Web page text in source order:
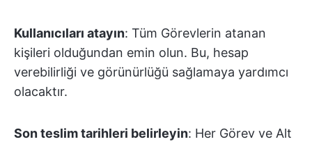
Kullanıcıları atayın: Tüm Görevlerin atanan
kişileri olduğundan emin olun. Bu, hesap
verebilirliği ve görünürlüğü sağlamaya yardımcı
olacaktır.
Son teslim tarihleri belirleyin: Her Görev ve Alt